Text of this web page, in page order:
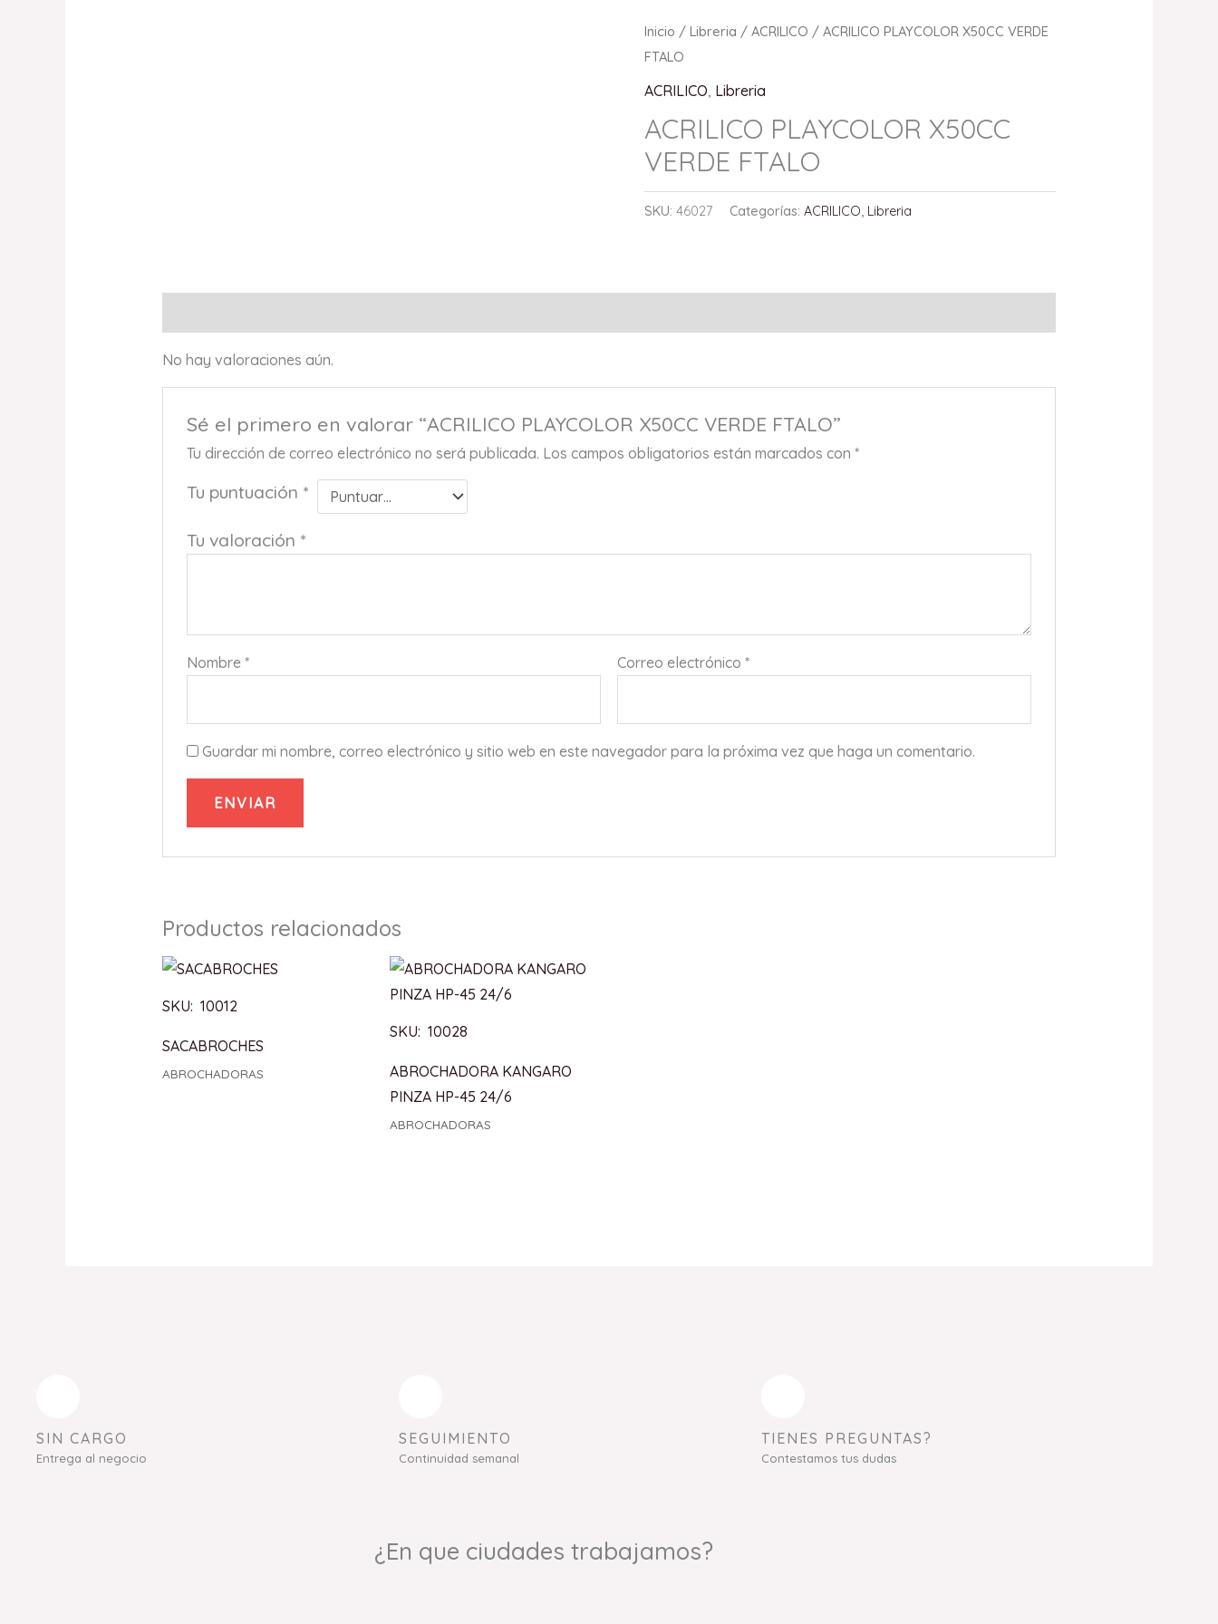
Inicio /Libreria /ACRILICO / ACRILICO PLAYCOLOR X50CC VERDE
FTALO
ACRILICO, Libreria
ACRILICO PLAYCOLOR X50CC
VERDE FTALO
SKU:46027 Categorías:ACRILICO, Libreria
No hay valoraciones aún.
Sé el primero en valorar “ACRILICO PLAYCOLOR X50CC VERDE FTALO”
Tu dirección de correo electrónico no será publicada. Los campos obligatorios están marcados con*
Tu puntuación *
Tu valoración *
Nombre* Correo electrónico*
Guardar mi nombre, correo electrónico y sitio web en este navegador para la próxima vez que haga un comentario.
Productos relacionados
SKU: 10012
SACABROCHES
ABROCHADORAS
SKU: 10028
ABROCHADORA KANGARO
PINZA HP-45 24/6
ABROCHADORAS
SIN CARGO
Entrega al negocio
SEGUIMIENTO
Continuidad semanal
TIENES PREGUNTAS?
Contestamos tus dudas
¿En que ciudades trabajamos?